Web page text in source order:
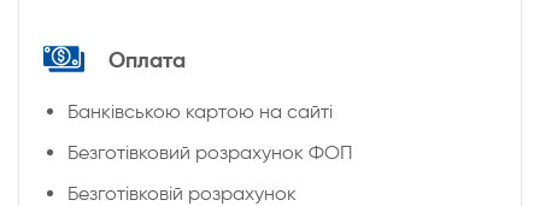
Оплата
Банківською картою на сайті
Безготівковий розрахунок ФОП
Безготівковій розрахунок